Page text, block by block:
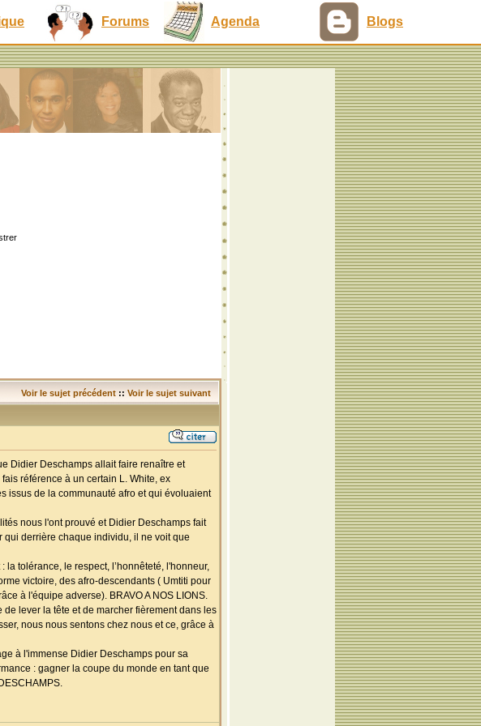
Forums Agenda Blogs
Voir le sujet précédent :: Voir le sujet suivant
Didier Deschamps allait faire renaître et
référence à un certain L. White, ex
issus de la communauté afro et qui évoluaient
nous l'ont prouvé et Didier Deschamps fait
qui derrière chaque individu, il ne voit que
tolérance, le respect, l’honnêteté, l'honneur,
victoire, des afro-descendants ( Umtiti pour
à l'équipe adverse). BRAVO A NOS LIONS.
lever la tête et de marcher fièrement dans les
nous nous sentons chez nous et ce, grâce à
à l'immense Didier Deschamps pour sa
: gagner la coupe du monde en tant que